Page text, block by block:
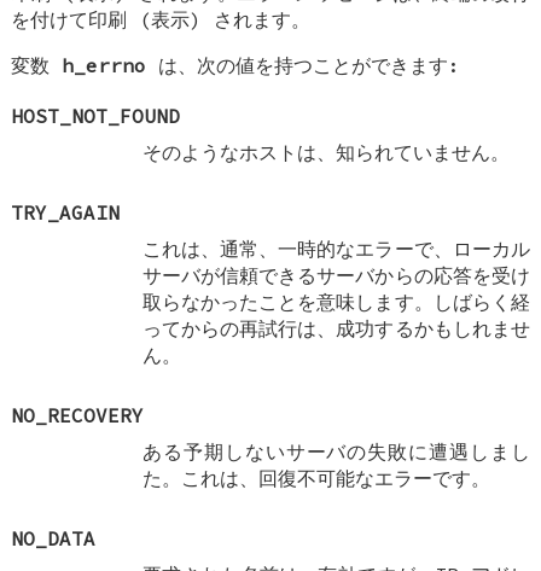
を付けて印刷 (表示) されます。
変数 h_errno は、次の値を持つことができます:
HOST_NOT_FOUND
そのようなホストは、知られていません。
TRY_AGAIN
これは、通常、一時的なエラーで、ローカル
サーバが信頼できるサーバからの応答を受け
取らなかったことを意味します。しばらく経
ってからの再試行は、成功するかもしれませ
ん。
NO_RECOVERY
ある予期しないサーバの失敗に遭遇しまし
た。これは、回復不可能なエラーです。
NO_DATA